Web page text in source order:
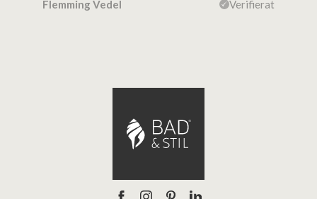
Flemming Vedel
Verifierat